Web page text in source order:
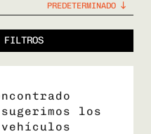
FILTROS
los